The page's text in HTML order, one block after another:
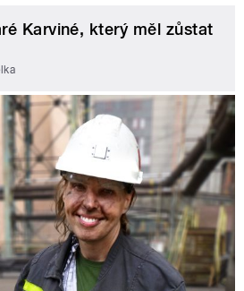
Karviné, který měl zůstat